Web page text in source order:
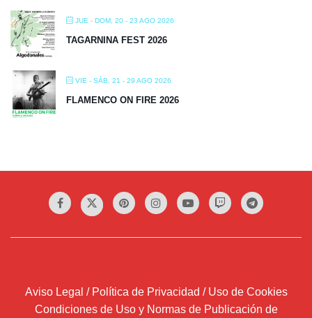
JUE - DOM, 20 - 23 AGO 2026
TAGARNINA FEST 2026
VIE - SÁB, 21 - 29 AGO 2026
FLAMENCO ON FIRE 2026
Aviso Legal / Política de Privacidad / Uso de Cookies
Condiciones de Uso y Normas de Publicación de